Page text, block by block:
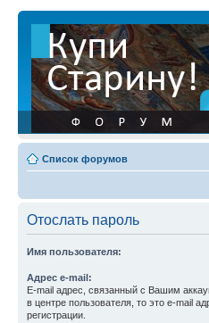
Список форумов
Отослать пароль
Имя пользователя:
Адрес e-mail:
E-mail адрес, связанный с Вашим
в центре пользователя, то это e-mail
регистрации.